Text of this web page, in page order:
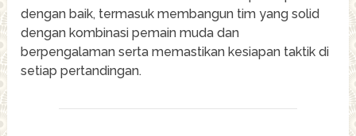
dengan baik, termasuk membangun tim yang solid
dengan kombinasi pemain muda dan
berpengalaman serta memastikan kesiapan taktik di
setiap pertandingan.